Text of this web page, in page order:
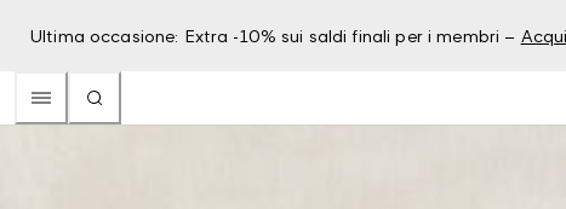
Ultima occasione: Extra -10% sui saldi finali per i membri –